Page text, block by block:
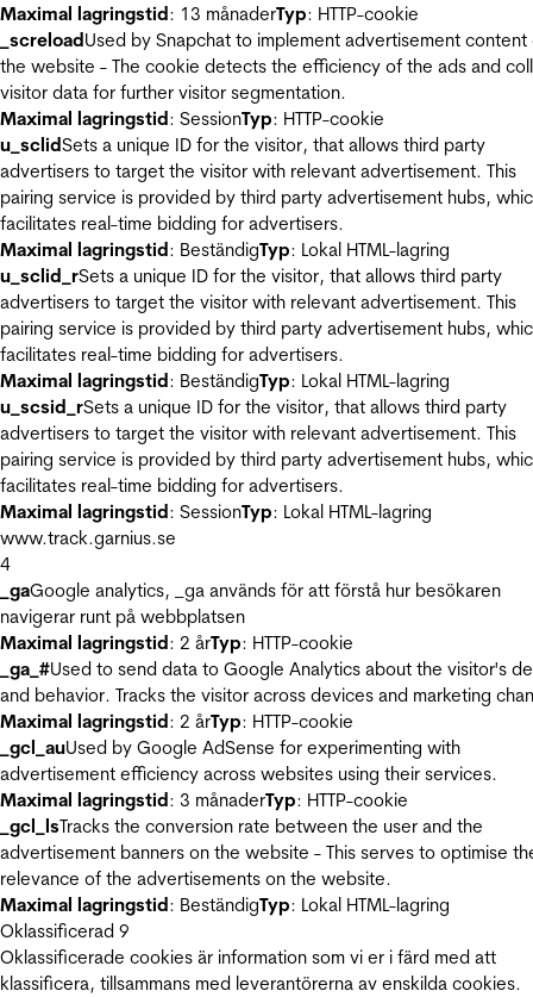
Maximal lagringstid: 13 månaderTyp: HTTP-cookie
_screloadUsed by Snapchat to implement advertisement content
the website - The cookie detects the efficiency of the ads and
visitor data for further visitor segmentation.
Maximal lagringstid: SessionTyp: HTTP-cookie
u_sclidSets a unique ID for the visitor, that allows third party
advertisers to target the visitor with relevant advertisement. This
pairing service is provided by third party advertisement hubs,
facilitates real-time bidding for advertisers.
Maximal lagringstid: BeständigTyp: Lokal HTML-lagring
u_sclid_rSets a unique ID for the visitor, that allows third party
advertisers to target the visitor with relevant advertisement. This
pairing service is provided by third party advertisement hubs,
facilitates real-time bidding for advertisers.
Maximal lagringstid: BeständigTyp: Lokal HTML-lagring
u_scsid_rSets a unique ID for the visitor, that allows third party
advertisers to target the visitor with relevant advertisement. This
pairing service is provided by third party advertisement hubs,
facilitates real-time bidding for advertisers.
Maximal lagringstid: SessionTyp: Lokal HTML-lagring
www.track.garnius.se
4
_gaGoogle analytics, _ga används för att förstå hur besökaren
navigerar runt på webbplatsen
Maximal lagringstid: 2 årTyp: HTTP-cookie
_ga_#Used to send data to Google Analytics about the visitor's
and behavior. Tracks the visitor across devices and marketing
Maximal lagringstid: 2 årTyp: HTTP-cookie
_gcl_auUsed by Google AdSense for experimenting with
advertisement efficiency across websites using their services.
Maximal lagringstid: 3 månaderTyp: HTTP-cookie
_gcl_lsTracks the conversion rate between the user and the
advertisement banners on the website - This serves to optimise
relevance of the advertisements on the website.
Maximal lagringstid: BeständigTyp: Lokal HTML-lagring
Oklassificerad 9
Oklassificerade cookies är information som vi er i färd med att
klassificera, tillsammans med leverantörerna av enskilda cookies.